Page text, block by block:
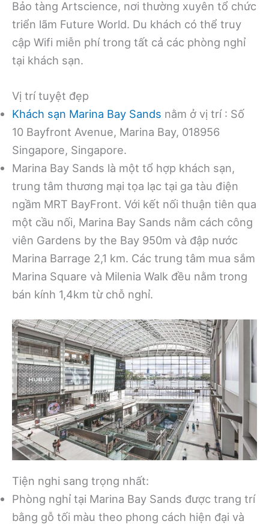
Bảo tàng Artscience, nơi thường xuyên tổ chức
triển lãm Future World. Du khách có thể truy
cập Wifi miễn phí trong tất cả các phòng nghỉ
tại khách sạn.
Vị trí tuyệt đẹp
Khách sạn Marina Bay Sands nằm ở vị trí : Số
10 Bayfront Avenue, Marina Bay, 018956
Singapore, Singapore.
Marina Bay Sands là một tổ hợp khách sạn,
trung tâm thương mại tọa lạc tại ga tàu điện
ngầm MRT BayFront. Với kết nối thuận tiên qua
một cầu nối, Marina Bay Sands nằm cách công
viên Gardens by the Bay 950m và đập nước
Marina Barrage 2,1 km. Các trung tâm mua sắm
Marina Square và Milenia Walk đều nằm trong
bán kính 1,4km từ chỗ nghỉ.
Tiện nghi sang trọng nhất:
Phòng nghỉ tại Marina Bay Sands được trang trí
bằng gỗ tối màu theo phong cách hiện đại và